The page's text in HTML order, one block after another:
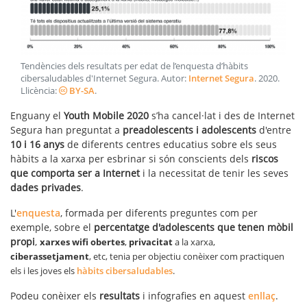
Tendències dels resultats per edat de l’enquesta d’hàbits
cibersaludables d'Internet Segura. Autor: Internet Segura.2020.
Llicència:
BY-SA.
Enguany el Youth Mobile 2020 s’ha cancel·lat i des de Internet
Segura han preguntat a preadolescents i adolescents d'entre
10 i 16 anys de diferents centres educatius sobre els seus
hàbits a la xarxa per esbrinar si són conscients dels riscos
que comporta ser a Interneti la necessitat de tenir les seves
dades privades.
L'enquesta, formada per diferents preguntes com per
exemple, sobre el percentatge d'adolescents que tenen mòbil
propi, xarxes wifi obertes, privacitata la xarxa,
ciberassetjament, etc, tenia per objectiu conèixer com practiquen
els i les joves els hàbits cibersaludables.
Podeu conèixer els resultats i infografies en aquest enllaç.